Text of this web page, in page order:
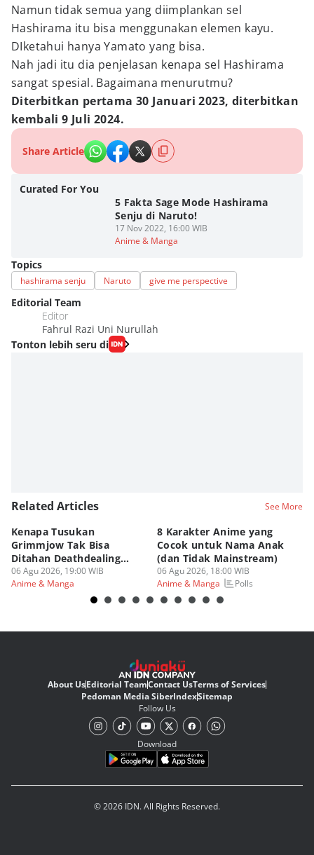
Namun tidak semua yang diimplankan sel
Hashirama itu bisa menggunakan elemen kayu.
DIketahui hanya Yamato yang bisa.
Nah jadi itu dia penjelasan kenapa sel Hashirama
sangat spesial. Bagaimana menurutmu?
Diterbitkan pertama 30 Januari 2023, diterbitkan
kembali 9 Juli 2024.
Share Article
Curated For You
5 Fakta Sage Mode Hashirama
Senju di Naruto!
17 Nov 2022, 16:00 WIB
Anime & Manga
Topics
hashirama senju Naruto give me perspective
Editorial Team
Editor
Fahrul Razi Uni Nurullah
Tonton lebih seru di
Related Articles See More
Kenapa Tusukan
Grimmjow Tak Bisa
Ditahan Deathdealing
Askin Bleach?
06 Agu 2026, 19:00 WIB
Anime & Manga
8 Karakter Anime yang
Cocok untuk Nama Anak
(dan Tidak Mainstream)
06 Agu 2026, 18:00 WIB
Anime & Manga
Polls
About UsEditorial TeamContact UsTerms of Services
Pedoman Media SiberIndexSitemap
Follow Us
Download
© 2026 IDN. All Rights Reserved.